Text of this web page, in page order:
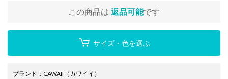
この商品は 返品可能です
サイズ・色を選ぶ
ブランド ： CAWAII （カワイイ）